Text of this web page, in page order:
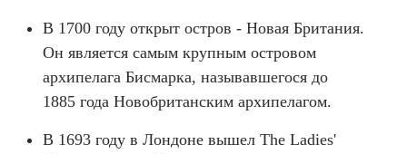
В 1700 году открыт остров - Новая Британия.
Он является самым крупным островом
архипелага Бисмарка, называвшегося до
1885 года Новобританским архипелагом.
В 1693 году в Лондоне вышел The Ladies'